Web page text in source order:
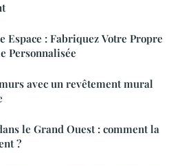
Espace : Fabriquez Votre Propre
Personnalisée
avec un revêtement mural
le Grand Ouest : comment la
?